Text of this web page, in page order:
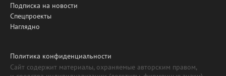
Подписка на новости
Спецпроекты
Наглядно
Политика конфиденциальности
Сайт содержит материалы, охраняемые авторским правом,